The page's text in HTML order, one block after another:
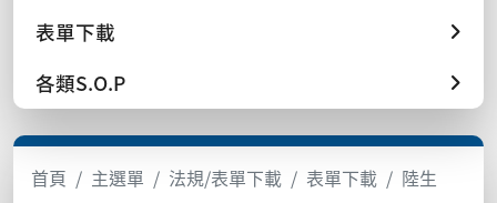
表單下載
各類S.O.P
首頁 主選單 法規/表單下載 表單下載 陸生